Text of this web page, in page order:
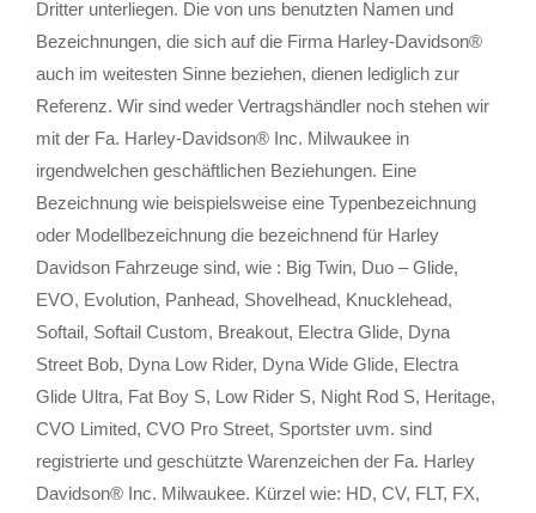
Dritter unterliegen. Die von uns benutzten Namen und
Bezeichnungen, die sich auf die Firma Harley-Davidson®
auch im weitesten Sinne beziehen, dienen lediglich zur
Referenz. Wir sind weder Vertragshändler noch stehen wir
mit der Fa. Harley-Davidson® Inc. Milwaukee in
irgendwelchen geschäftlichen Beziehungen. Eine
Bezeichnung wie beispielsweise eine Typenbezeichnung
oder Modellbezeichnung die bezeichnend für Harley
Davidson Fahrzeuge sind, wie : Big Twin, Duo – Glide,
EVO, Evolution, Panhead, Shovelhead, Knucklehead,
Softail, Softail Custom, Breakout, Electra Glide, Dyna
Street Bob, Dyna Low Rider, Dyna Wide Glide, Electra
Glide Ultra, Fat Boy S, Low Rider S, Night Rod S, Heritage,
CVO Limited, CVO Pro Street, Sportster uvm. sind
registrierte und geschützte Warenzeichen der Fa. Harley
Davidson® Inc. Milwaukee. Kürzel wie: HD, CV, FLT, FX,